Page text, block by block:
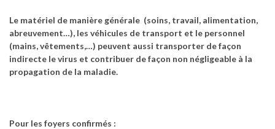
Le matériel de manière générale (soins, travail, alimentation,
abreuvement…), les véhicules de transport et le personnel
(mains, vêtements,…) peuvent aussi transporter de façon
indirecte le virus et contribuer de façon non négligeable à la
propagation de la maladie.
Pour les foyers confirmés :